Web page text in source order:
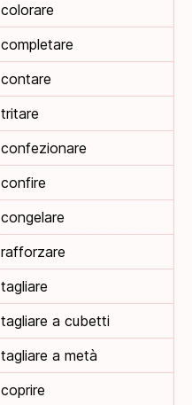
colorare
completare
contare
tritare
confezionare
confire
congelare
rafforzare
tagliare
tagliare a cubetti
tagliare a metà
coprire